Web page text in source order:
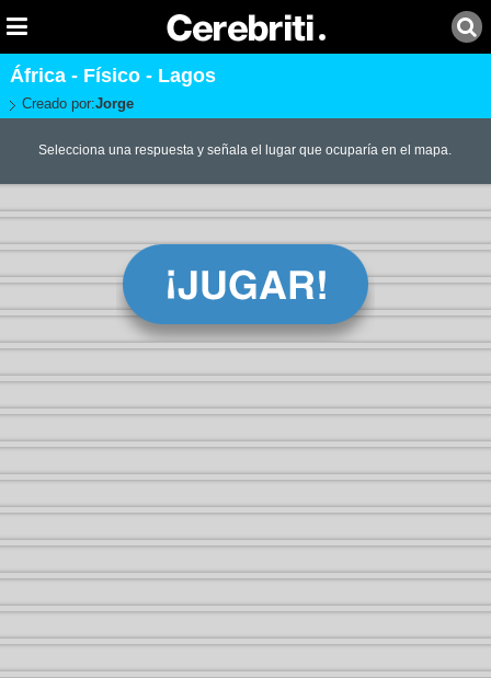
África - Físico - Lagos
Creado por:Jorge
Selecciona una respuesta y señala el lugar que ocuparía en el mapa.